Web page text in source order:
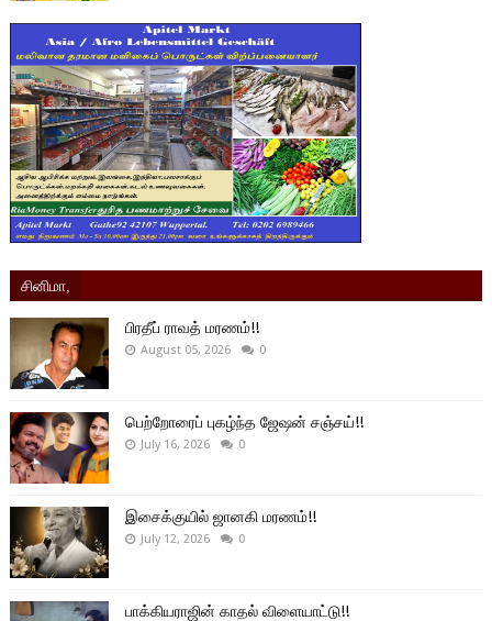
சினிமா,
பிரதீப் ராவத் மரணம்!!
August 05, 2026 0
பெற்றோரைப் புகழ்ந்த ஜேஷன் சஞ்சய்!!
July 16, 2026 0
இசைக்குயில் ஜானகி மரணம்!!
July 12, 2026 0
பாக்கியராஜின் காதல் விளையாட்டு!!